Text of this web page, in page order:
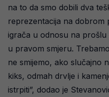
na to da smo dobili dva
reprezentacija na dobrom
igrača u odnosu na prošlu
u pravom smjeru.
ne smijemo, ako slučajno
kiks, odmah drvlje i
istrpiti”, dodao je